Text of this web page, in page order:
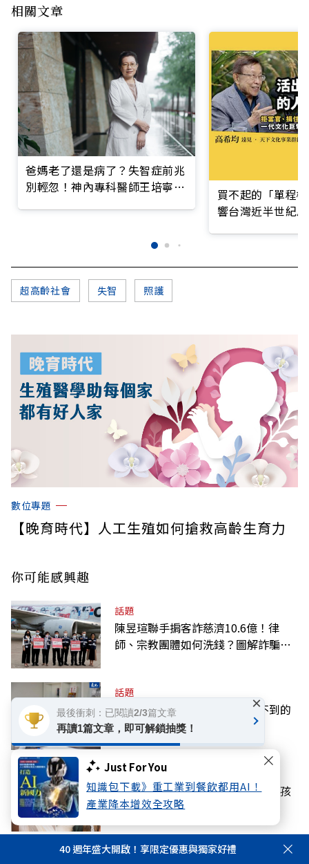
Just For You
知識包下載》重工業到餐飲都用AI！
產業降本增效全攻略
相關文章
爸媽老了還是病了？失智症前兆
別輕忽！神內專科醫師王培寧呼
買不起的「單程
響台灣近半世紀
超高齡社會 失智 照護
數位專題
【晚育時代】人工生殖如何搶救高齡生育力
你可能感興趣
話題
陳昱瑄聯手掮客詐慈濟10.6億！律
師、宗教團體如何洗錢？圖解詐騙關
話題
周行一追憶高希均：天底下找不到的
舅舅
國際
《奧德賽》安海瑟薇教養心法：跟孩
子開口前先做一件事
話題
40 週年盛大開啟！享限定優惠與獨家好禮
最後衝刺：已閱讀2/3篇文章
再讀1篇文章，即可解鎖抽獎！
×